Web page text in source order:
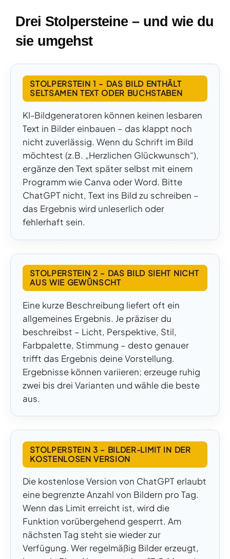
Drei Stolpersteine – und wie du
sie umgehst
STOLPERSTEIN 1 – DAS BILD ENTHÄLT
SELTSAMEN TEXT ODER BUCHSTABEN
KI-Bildgeneratoren können keinen lesbaren
Text in Bilder einbauen – das klappt noch
nicht zuverlässig. Wenn du Schrift im Bild
möchtest (z.B. „Herzlichen Glückwunsch“),
ergänze den Text später selbst mit einem
Programm wie Canva oder Word. Bitte
ChatGPT nicht, Text ins Bild zu schreiben –
das Ergebnis wird unleserlich oder
fehlerhaft sein.
STOLPERSTEIN 2 – DAS BILD SIEHT NICHT
AUS WIE GEWÜNSCHT
Eine kurze Beschreibung liefert oft ein
allgemeines Ergebnis. Je präziser du
beschreibst – Licht, Perspektive, Stil,
Farbpalette, Stimmung – desto genauer
trifft das Ergebnis deine Vorstellung.
Ergebnisse können variieren; erzeuge ruhig
zwei bis drei Varianten und wähle die beste
aus.
STOLPERSTEIN 3 – BILDER-LIMIT IN DER
KOSTENLOSEN VERSION
Die kostenlose Version von ChatGPT erlaubt
eine begrenzte Anzahl von Bildern pro Tag.
Wenn das Limit erreicht ist, wird die
Funktion vorübergehend gesperrt. Am
nächsten Tag steht sie wieder zur
Verfügung. Wer regelmäßig Bilder erzeugt,